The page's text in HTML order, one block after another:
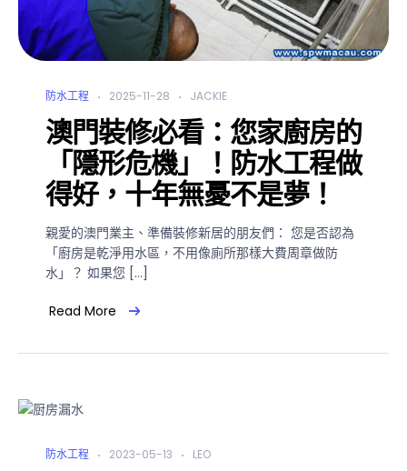
防水工程 2025-11-28 JACKIE
澳門裝修必看：您家廚房的
「隱形危機」！防水工程做
得好，十年無憂不是夢！
親愛的澳門業主、準備裝修新居的朋友們： 您是否認為
「廚房是乾淨用水區，不用像廁所那樣大費周章做防
水」？ 如果您 […]
Read More
防水工程 2023-05-13 LEO